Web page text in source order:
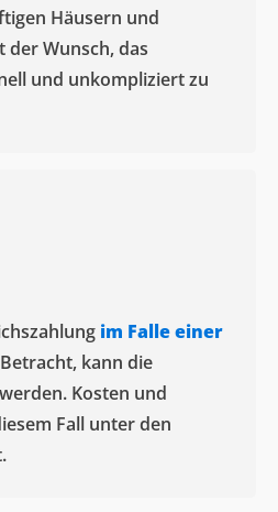
Häusern und
der Wunsch, das
und unkompliziert zu
im Falle einer
kann die
Kosten und
Fall unter den